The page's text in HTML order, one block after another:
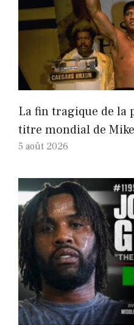
La fin tragique de la
titre mondial de
5 août 2026